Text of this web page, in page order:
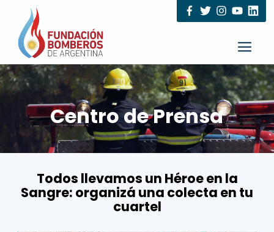
Centro de Prensa
Todos llevamos un Héroe en la
Sangre: organizá una colecta en tu
cuartel